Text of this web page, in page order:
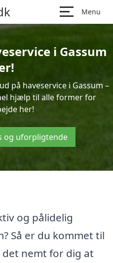
Menu
i Gassum
på haveservice i Gassum –
hjælp til alle former for
her!
og uforpligtende
og pålidelig
Så er du kommet til
nemt for dig at